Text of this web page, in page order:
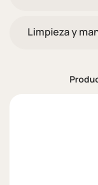
Limpieza y